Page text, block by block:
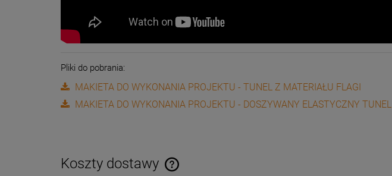
Pliki do pobrania:
MAKIETA DO WYKONANIA PROJEKTU - TUNEL Z MATERIAŁU FLAGI
MAKIETA DO WYKONANIA PROJEKTU - DOSZYWANY ELASTYCZNY TUNEL
Koszty dostawy